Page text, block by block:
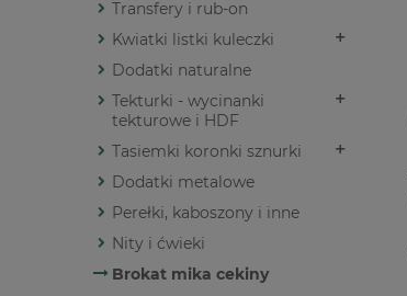
Transfery i rub-on
Kwiatki listki kuleczki
Dodatki naturalne
Tekturki - wycinanki
tekturowe i HDF
Tasiemki koronki sznurki
Dodatki metalowe
Perełki, kaboszony i inne
Nity i ćwieki
Brokat mika cekiny